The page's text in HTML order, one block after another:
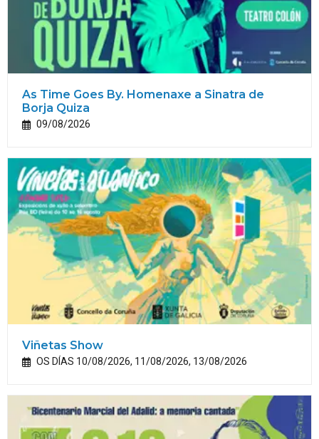
As Time Goes By. Homenaxe a Sinatra de
Borja Quiza
09/08/2026
Viñetas Show
OS DÍAS 10/08/2026, 11/08/2026, 13/08/2026